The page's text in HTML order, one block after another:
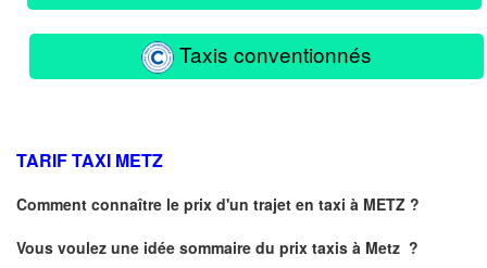
Taxis conventionnés
TARIF TAXI METZ
Comment connaître le prix d'un trajet en taxi à METZ ?
Vous voulez une idée sommaire du prix taxis à Metz ?